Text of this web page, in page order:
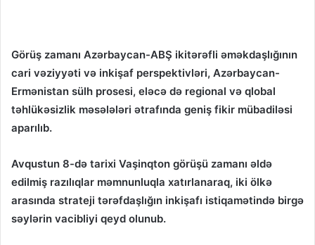
Görüş zamanı Azərbaycan-ABŞ ikitərəfli əməkdaşlığının
cari vəziyyəti və inkişaf perspektivləri, Azərbaycan-
Ermənistan sülh prosesi, eləcə də regional və qlobal
təhlükəsizlik məsələləri ətrafında geniş fikir mübadiləsi
aparılıb.
Avqustun 8-də tarixi Vaşinqton görüşü zamanı əldə
edilmiş razılıqlar məmnunluqla xatırlanaraq, iki ölkə
arasında strateji tərəfdaşlığın inkişafı istiqamətində birgə
səylərin vacibliyi qeyd olunub.